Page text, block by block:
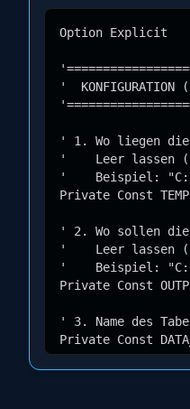
Option Explicit
'  KONFIGURATION
' 1. Wo liegen die
'    Leer lassen
'    Beispiel:
Private Const
' 2. Wo sollen
'    Leer lassen
'    Beispiel:
Private Const
' 3. Name des
Private Const